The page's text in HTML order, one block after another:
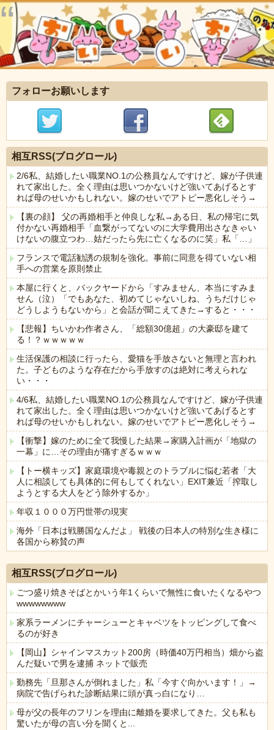
フォローお願いします
相互RSS(ブログロール)
2/6私、結婚したい職業NO.1の公務員なんですけど、嫁が子供連
れて家出した。全く理由は思いつかないけど強いてあげるとす
れば母のせいかもしれない。嫁のせいでアトピー悪化しそう→
【裏の顔】 父の再婚相手と仲良しな私→ある日、私の帰宅に気
付かない再婚相手「血繋がってないのに大学費用出さなきゃい
けないの腹立つわ…姑だったら先に亡くなるのに笑」私「…」
フランスで電話勧誘の規制を強化。事前に同意を得ていない相
手への営業を原則禁止
本屋に行くと、バックヤードから「すみません、本当にすみま
せん（泣）「でもあなた、初めてじゃないしね、うちだけじゃ
どうしようもないから」と会話が聞こえてきた→すると・・・
【悲報】ちいかわ作者さん、「総額30億超」の大豪邸を建て
る！？ｗｗｗｗｗ
生活保護の相談に行ったら、愛猫を手放さないと無理と言われ
た。子どものような存在だから手放すのは絶対に考えられな
い・・・
4/6私、結婚したい職業NO.1の公務員なんですけど、嫁が子供連
れて家出した。全く理由は思いつかないけど強いてあげるとす
れば母のせいかもしれない。嫁のせいでアトピー悪化しそう→
【衝撃】嫁のために全て我慢した結果→家購入計画が「地獄の
一幕」に…その理由が痛すぎるｗｗｗ
【トー横キッズ】家庭環境や毒親とのトラブルに悩む若者「大
人に相談しても具体的に何もしてくれない」EXIT兼近「搾取し
ようとする大人をどう除外するか」
年収１０００万円世帯の現実
海外「日本は戦勝国なんだよ」 戦後の日本人の特別な生き様に
各国から称賛の声
相互RSS(ブログロール)
ごつ盛り焼きそばとかいう年1くらいで無性に食いたくなるやつ
wwwwwwww
家系ラーメンにチャーシューとキャベツをトッピングして食べ
るのが好き
【岡山】シャインマスカット200房（時価40万円相当）畑から盗
んだ疑いで男を逮捕 ネットで販売
勤務先「旦那さんが倒れました」私「今すぐ向かいます！」→
病院で告げられた診断結果に頭が真っ白になり…
母が父の長年のフリンを理由に離婚を要求してきた。父も私も
驚いたが母の言い分を聞くと...